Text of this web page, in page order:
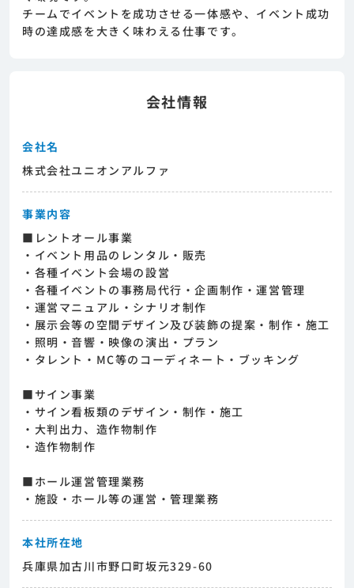
チームでイベントを成功させる一体感や、イベント成功
時の達成感を大きく味わえる仕事です。
会社情報
会社名
株式会社ユニオンアルファ
事業内容
■レントオール事業
・イベント用品のレンタル・販売
・各種イベント会場の設営
・各種イベントの事務局代行・企画制作・運営管理
・運営マニュアル・シナリオ制作
・展示会等の空間デザイン及び装飾の提案・制作・施工
・照明・音響・映像の演出・プラン
・タレント・MC等のコーディネート・ブッキング
■サイン事業
・サイン看板類のデザイン・制作・施工
・大判出力、造作物制作
・造作物制作
■ホール運営管理業務
・施設・ホール等の運営・管理業務
本社所在地
兵庫県加古川市野口町坂元329-60